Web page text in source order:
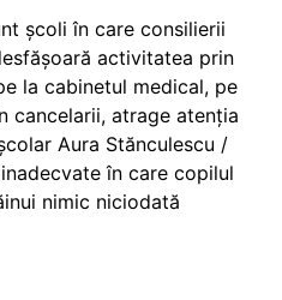
școli în care consilierii
activitatea prin
la cabinetul medical, pe
cancelarii, atrage atenția
Aura Stănculescu /
în care copilul
nimic niciodată